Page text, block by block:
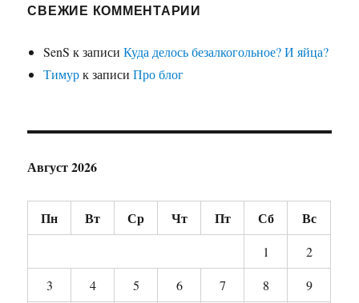
СВЕЖИЕ КОММЕНТАРИИ
SenS к записиКуда делось безалкогольное? И яйца?
Тимурк записиПро блог
Август 2026
Пн Вт Ср Чт Пт Сб Вс
1
2
3
4 5 6 7 8
9